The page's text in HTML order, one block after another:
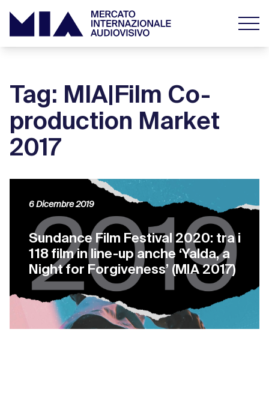
Tag: MIA|Film Co-
production Market
2017
Sundance Film Festival 2020: tra i
118 film in line-up anche ‘Yalda, a
Night for Forgiveness’ (MIA 2017)
6 Dicembre 2019